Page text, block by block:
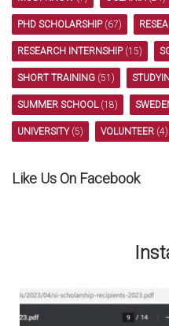
PHD SCHOLARSHIP(67)
RESEARCH INTERNSHIP(15)
SHORT TRAINING (51)
SUMMER SCHOOL(18)
UNIVERSITY(5) VOLUNTEER (4)
Like Us On Facebook